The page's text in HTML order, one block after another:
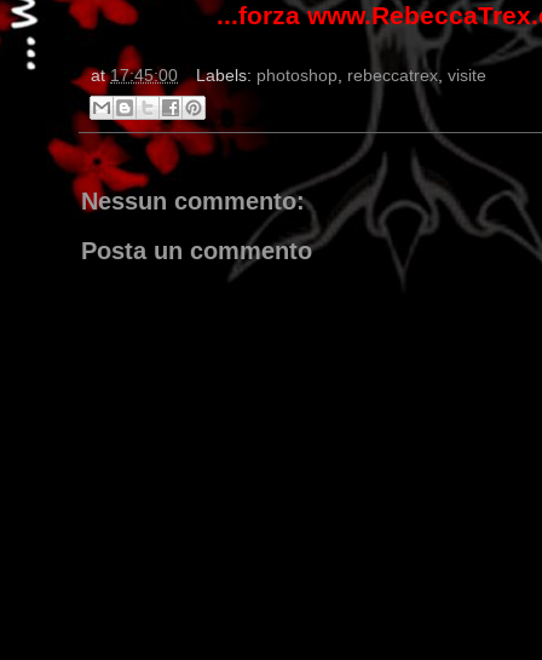
...forza
at17:45:00 Labels: photoshop, rebeccatrex, visite
Nessun commento:
Posta un commento
...dai non perdere tempo, clikka